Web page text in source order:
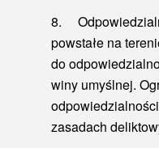
8.
powstałe na
do
winy umyślnej.
zasadach